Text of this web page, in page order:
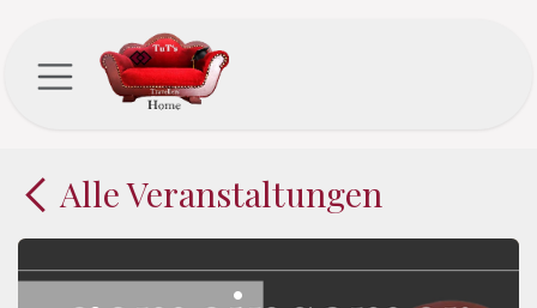
Zum Inhalt springen
Alle Veranstaltungen